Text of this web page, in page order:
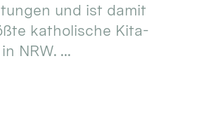
und ist damit
katholische Kita-
NRW. ...